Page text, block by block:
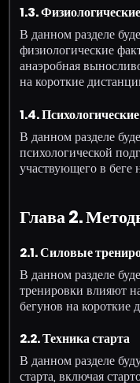
1.3.
В данном разделе
физиологические
анаэробная
на короткие
1.4.
В данном разделе
психологической
участвующего в беге
Глава 2.
2.1. Силовые
В данном разделе
тренировки влияют
бегунов на короткие
2.2. Техника старта
В данном разделе
старта, включая